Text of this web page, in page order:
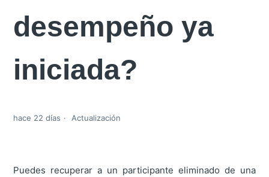
desempeño ya
iniciada?
hace 22 días Actualización
Puedes recuperar a un participante eliminado de una